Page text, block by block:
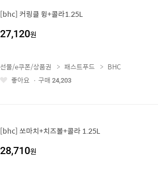
[bhc] 커링클 윙+콜라1.25L
27,120원
좋
선물/e쿠폰/상품권 패스트푸드
BHC
좋아요
구매 24,203
[bhc] 쏘마치+치즈볼+콜라 1.25L
28,710원